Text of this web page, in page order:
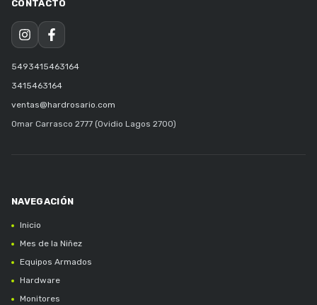
5493415463164
3415463164
ventas@hardrosario.com
Omar Carrasco 2777 (Ovidio Lagos 2700)
Inicio
Mes de la Niñez
Equipos Armados
Hardware
Monitores